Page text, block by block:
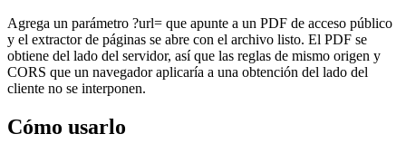
Agrega un parámetro ?url= que apunte a un PDF de acceso público
y el extractor de páginas se abre con el archivo listo. El PDF se
obtiene del lado del servidor, así que las reglas de mismo origen y
CORS que un navegador aplicaría a una obtención del lado del
cliente no se interponen.
Cómo usarlo